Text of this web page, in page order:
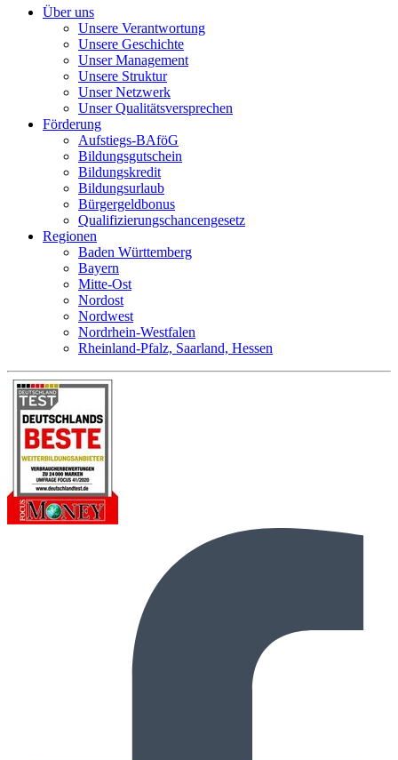
Über uns
Unsere Verantwortung
Unsere Geschichte
Unser Management
Unsere Struktur
Unser Netzwerk
Unser Qualitätsversprechen
Förderung
Aufstiegs-BAföG
Bildungsgutschein
Bildungskredit
Bildungsurlaub
Bürgergeldbonus
Qualifizierungschancengesetz
Regionen
Baden Württemberg
Bayern
Mitte-Ost
Nordost
Nordwest
Nordrhein-Westfalen
Rheinland-Pfalz, Saarland, Hessen